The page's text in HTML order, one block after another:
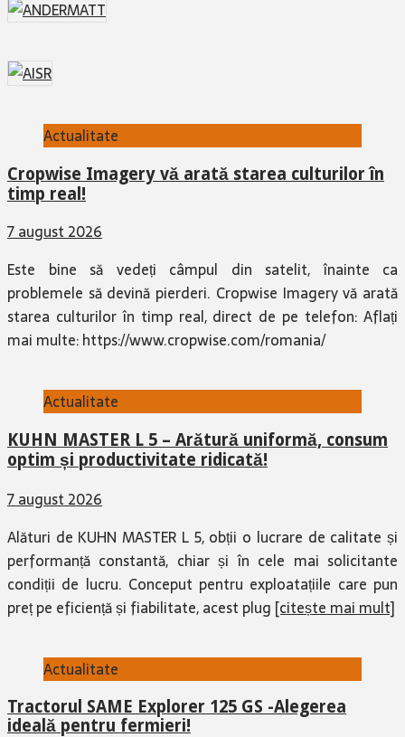
Actualitate
Cropwise Imagery vă arată starea culturilor în
timp real!
7 august 2026
Este bine să vedeți câmpul din satelit, înainte ca
problemele să devină pierderi. Cropwise Imagery vă arată
starea culturilor în timp real, direct de pe telefon: Aflați
mai multe: https://www.cropwise.com/romania/
Actualitate
KUHN MASTER L 5 – Arătură uniformă, consum
optim și productivitate ridicată!
7 august 2026
Alături de KUHN MASTER L 5, obții o lucrare de calitate și
performanță constantă, chiar și în cele mai solicitante
condiții de lucru. Conceput pentru exploatațiile care pun
preț pe eficiență și fiabilitate, acest plug [citește mai mult]
Actualitate
Tractorul SAME Explorer 125 GS -Alegerea
ideală pentru fermieri!